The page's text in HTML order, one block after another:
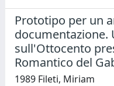
Prototipo per un
documentazione.
sull'Ottocento
Romantico del
1989 Fileti, Miriam